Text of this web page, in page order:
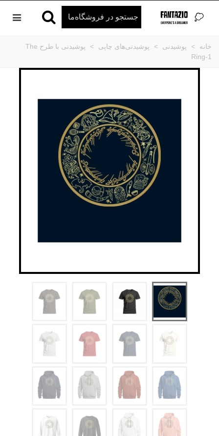
خانه > پوشیدنی > پوشیدنی‌های چاپی >
پوشیدنی با طرح The
Ring-1